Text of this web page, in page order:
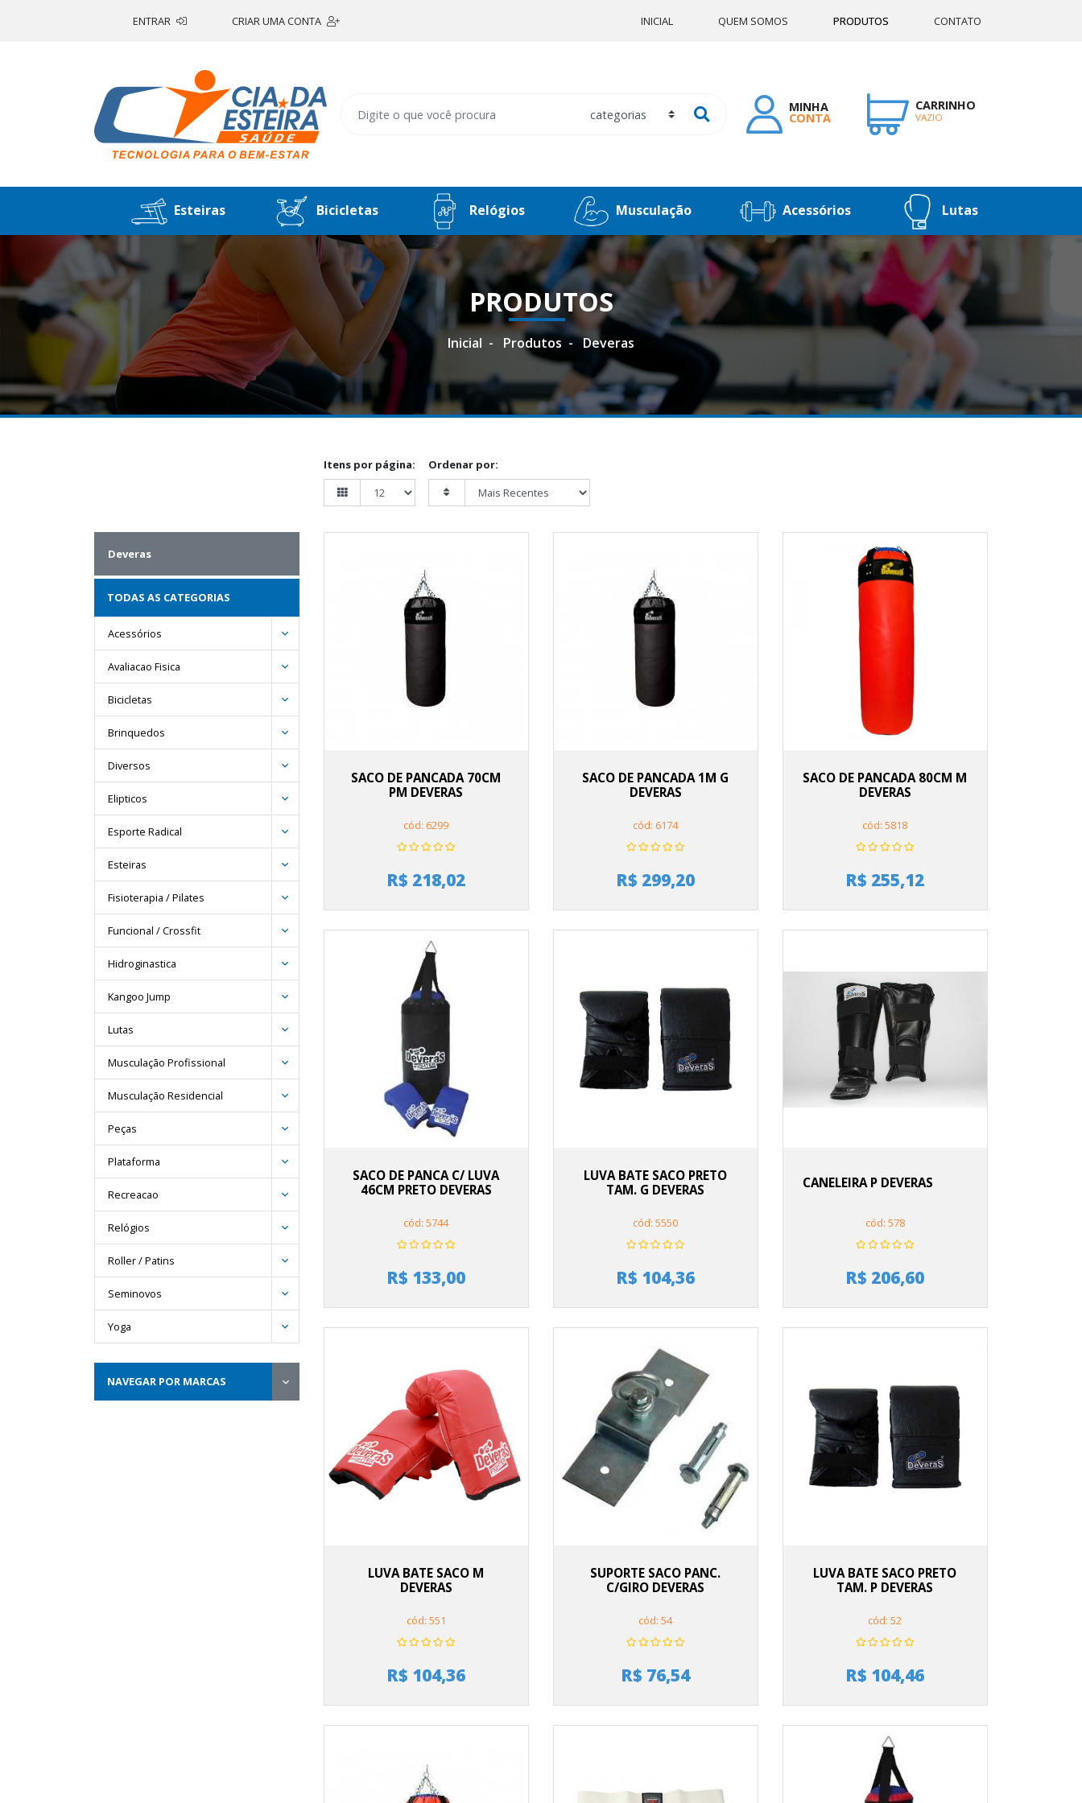
ENTRAR CRIAR UMA CONTA INICIAL QUEM SOMOS PRODUTOS CONTATO
MINHA
CONTA
CARRINHO
VAZIO
Esteiras Bicicletas Relógios Musculação Acessórios Lutas
PRODUTOS
Inicial Produtos Deveras
Itens por página: Ordenar por:
Deveras
TODAS AS CATEGORIAS
Acessórios
Avaliacao Fisica
Bicicletas
Brinquedos
Diversos
Elipticos
Esporte Radical
Esteiras
Fisioterapia / Pilates
Funcional / Crossfit
Hidroginastica
Kangoo Jump
Lutas
Musculação Profissional
Musculação Residencial
Peças
Plataforma
Recreacao
Relógios
Roller / Patins
Seminovos
Yoga
NAVEGAR POR MARCAS
SACO DE PANCADA 70CM
PM DEVERAS
cód: 6299
R$ 218,02
SACO DE PANCADA 1M G
DEVERAS
cód: 6174
R$ 299,20
SACO DE PANCADA 80CM M
DEVERAS
cód: 5818
R$ 255,12
SACO DE PANCA C/ LUVA
46CM PRETO DEVERAS
cód: 5744
R$ 133,00
LUVA BATE SACO PRETO
TAM. G DEVERAS
cód: 5550
R$ 104,36
CANELEIRA P DEVERAS
cód: 578
R$ 206,60
LUVA BATE SACO M
DEVERAS
cód: 551
R$ 104,36
SUPORTE SACO PANC.
C/GIRO DEVERAS
cód: 54
R$ 76,54
LUVA BATE SACO PRETO
TAM. P DEVERAS
cód: 52
R$ 104,46